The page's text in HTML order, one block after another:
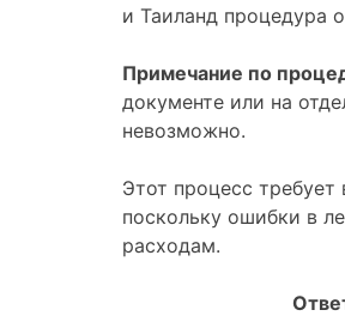
и Таиланд процедура
Примечание по
документе или на
невозможно.
Этот процесс
поскольку ошибки в
расходам.